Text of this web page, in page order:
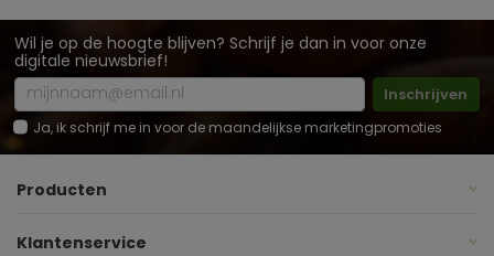
Wil je op de hoogte blijven? Schrijf je dan in voor onze
digitale nieuwsbrief!
Inschrijven
Ja, ik schrijf me in voor de maandelijkse marketingpromoties
Producten
Klantenservice